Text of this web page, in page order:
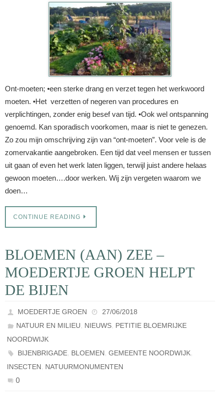
Ont-moeten; •een sterke drang en verzet tegen het werkwoord
moeten. •Het verzetten of negeren van procedures en
verplichtingen, zonder enig besef van tijd. •Ook wel ontspanning
genoemd. Kan sporadisch voorkomen, maar is niet te genezen.
Zo zou mijn omschrijving zijn van “ont-moeten”. Voor vele is de
zomervakantie aangebroken. Een tijd dat veel mensen er tussen
uit gaan of even het werk laten liggen, terwijl juist andere helaas
gewoon moeten….door werken. Wij zijn vergeten waarom we
doen…
CONTINUE READING
BLOEMEN (AAN) ZEE –
MOEDERTJE GROEN HELPT
DE BIJEN
MOEDERTJE GROEN
27/06/2018
NATUUR EN MILIEU, NIEUWS, PETITIE BLOEMRIJKE
NOORDWIJK
BIJENBRIGADE, BLOEMEN,GEMEENTE NOORDWIJK,
INSECTEN, NATUURMONUMENTEN
0